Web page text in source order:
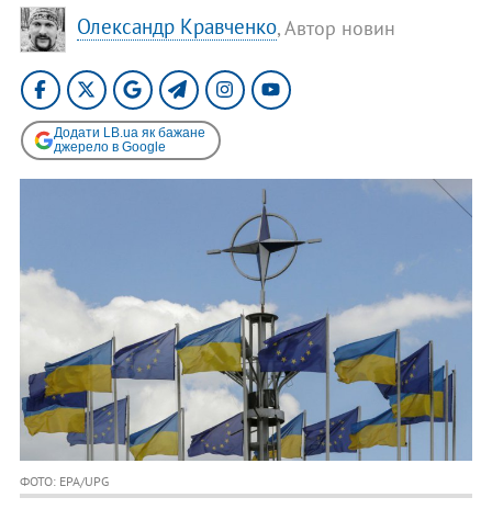
Олександр Кравченко, Автор новин
Додати LB.ua як бажане
джерело в Google
ФОТО: EPA/UPG